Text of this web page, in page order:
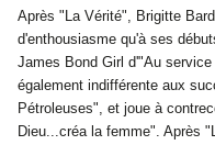
Après "La Vérité", Brigitte
d'enthousiasme qu'à ses
James Bond Girl d'"Au
également indifférente aux
Pétroleuses", et joue à
Dieu...créa la femme". Après